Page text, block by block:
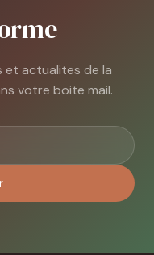
et actualites de la
votre boite mail.